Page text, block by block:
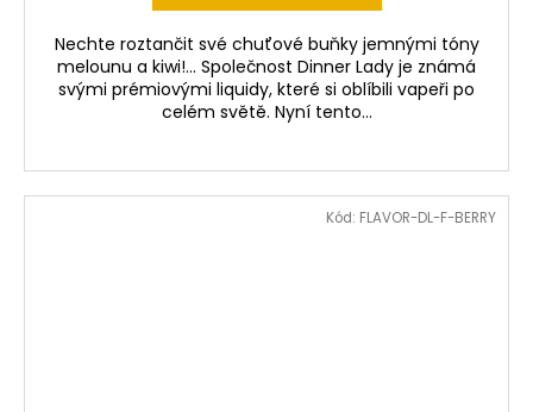
Nechte roztančit své chuťové buňky jemnými tóny
melounu a kiwi!... Společnost Dinner Lady je známá
svými prémiovými liquidy, které si oblíbili vapeři po
celém světě. Nyní tento...
Kód: FLAVOR-DL-F-BERRY